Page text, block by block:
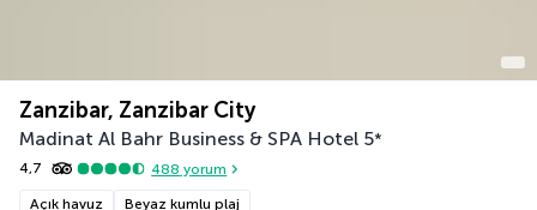
Zanzibar, Zanzibar City
Madinat Al Bahr Business & SPA Hotel 5*
4,7 488 yorum
Açık havuz Beyaz kumlu plaj